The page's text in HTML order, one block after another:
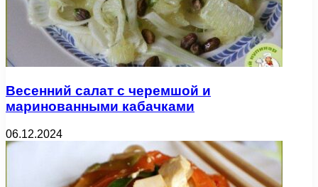
Весенний салат с черемшой и
маринованными кабачками
06.12.2024